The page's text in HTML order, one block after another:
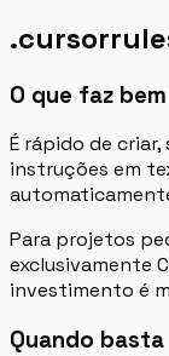
O que faz bem
É rápido de
instruções em
Para projetos
exclusivamente
investimento é
Quando basta